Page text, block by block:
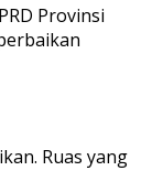
Provinsi
Ruas yang